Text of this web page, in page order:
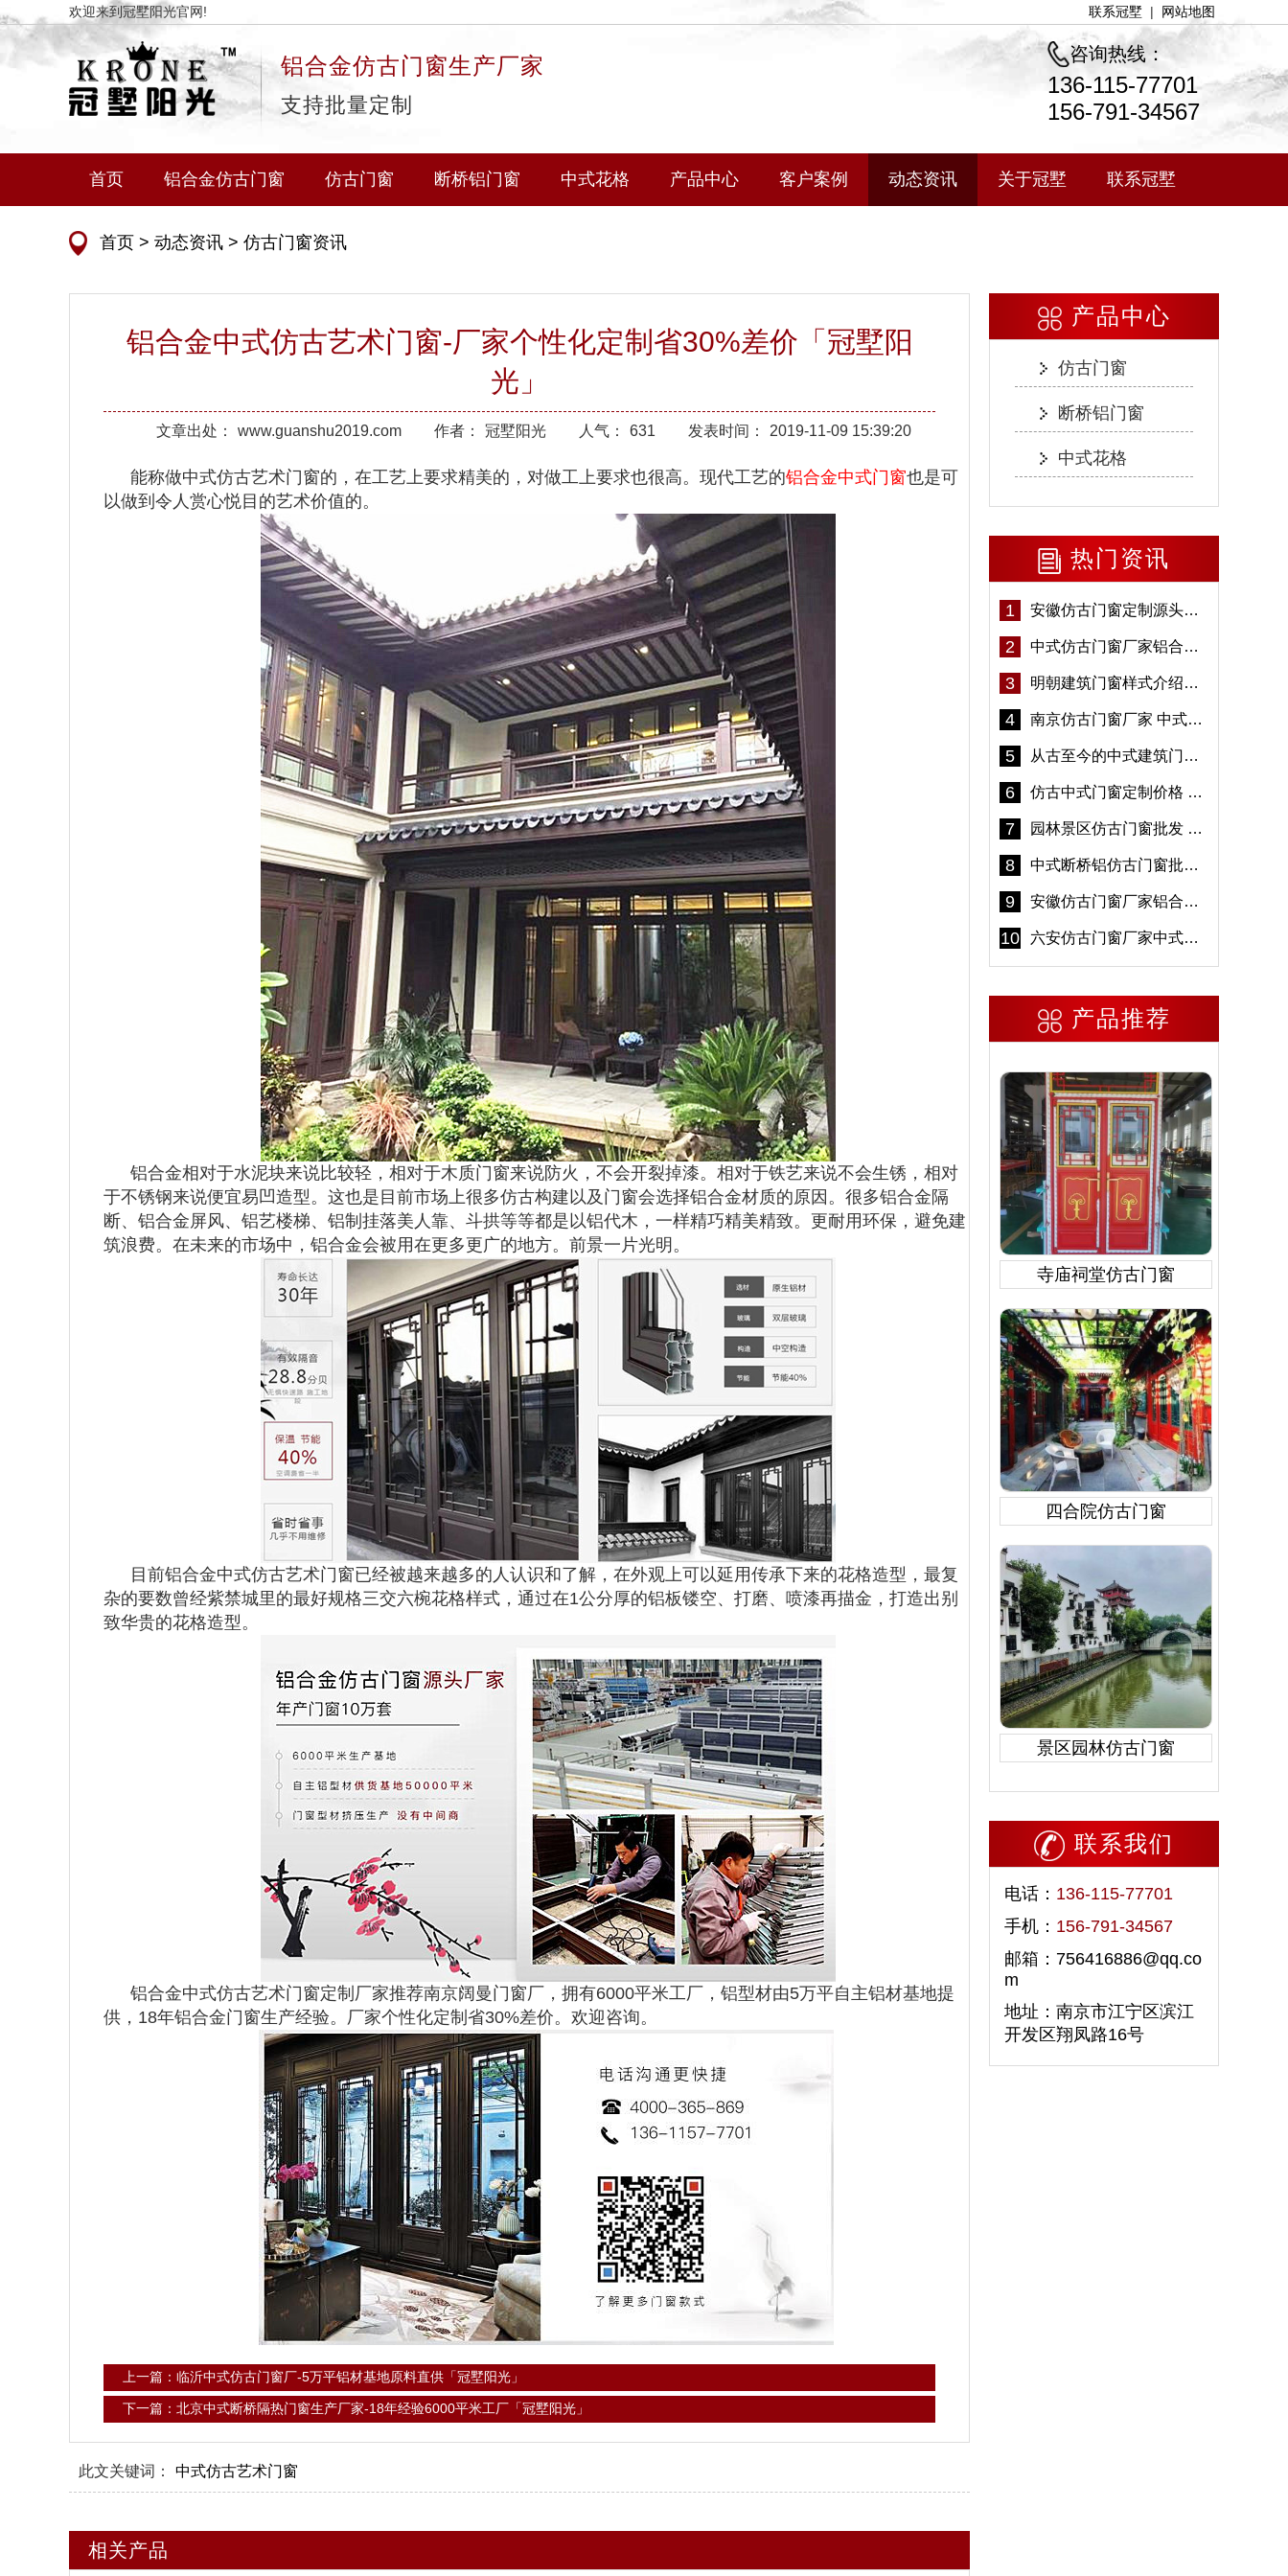
欢迎来到冠墅阳光官网! 联系冠墅 | 网站地图
铝合金仿古门窗生产厂家
支持批量定制
咨询热线：
136-115-77701
156-791-34567
首页 铝合金仿古门窗 仿古门窗 断桥铝门窗 中式花格 产品中心 客户案例 动态资讯 关于冠墅 联系冠墅
首页 > 动态资讯 > 仿古门窗资讯
铝合金中式仿古艺术门窗-厂家个性化定制省30%差价「冠墅阳
光」
文章出处： www.guanshu2019.com 作者： 冠墅阳光 人气： 631 发表时间： 2019-11-09 15:39:20
能称做中式仿古艺术门窗的，在工艺上要求精美的，对做工上要求也很高。现代工艺的铝合金中式门窗也是可
以做到令人赏心悦目的艺术价值的。
铝合金相对于水泥块来说比较轻，相对于木质门窗来说防火，不会开裂掉漆。相对于铁艺来说不会生锈，相对
于不锈钢来说便宜易凹造型。这也是目前市场上很多仿古构建以及门窗会选择铝合金材质的原因。很多铝合金隔
断、铝合金屏风、铝艺楼梯、铝制挂落美人靠、斗拱等等都是以铝代木，一样精巧精美精致。更耐用环保，避免建
筑浪费。在未来的市场中，铝合金会被用在更多更广的地方。前景一片光明。
目前铝合金中式仿古艺术门窗已经被越来越多的人认识和了解，在外观上可以延用传承下来的花格造型，最复
杂的要数曾经紫禁城里的最好规格三交六椀花格样式，通过在1公分厚的铝板镂空、打磨、喷漆再描金，打造出别
致华贵的花格造型。
铝合金中式仿古艺术门窗定制厂家推荐南京阔曼门窗厂，拥有6000平米工厂，铝型材由5万平自主铝材基地提
供，18年铝合金门窗生产经验。厂家个性化定制省30%差价。欢迎咨询。
上一篇：临沂中式仿古门窗厂-5万平铝材基地原料直供「冠墅阳光」
下一篇：北京中式断桥隔热门窗生产厂家-18年经验6000平米工厂「冠墅阳光」
此文关键词： 中式仿古艺术门窗
相关产品
产品中心
仿古门窗
断桥铝门窗
中式花格
热门资讯
1 安徽仿古门窗定制源头厂家 好打理免维护-冠墅阳光
2 中式仿古门窗厂家铝合金仿古门窗定制 5年质保
3 明朝建筑门窗样式介绍——冠墅阳光
4 南京仿古门窗厂家 中式仿古门窗定制 节能防水
5 从古至今的中式建筑门窗到底有多美「冠墅阳光」
6 仿古中式门窗定制价格 铝合金仿古门窗报价
7 园林景区仿古门窗批发 铝合金仿古门窗采购-冠墅阳光
8 中式断桥铝仿古门窗批发 冠墅阳光仿古门窗 6000平米实体工厂
9 安徽仿古门窗厂家铝合金仿古门窗批发 免费设计出货快
10 六安仿古门窗厂家中式仿古门窗制作 6000平米源头厂家
产品推荐
寺庙祠堂仿古门窗
四合院仿古门窗
景区园林仿古门窗
联系我们
电话： 136-115-77701
手机： 156-791-34567
邮箱：756416886@qq.co
m
地址：南京市江宁区滨江
开发区翔凤路16号